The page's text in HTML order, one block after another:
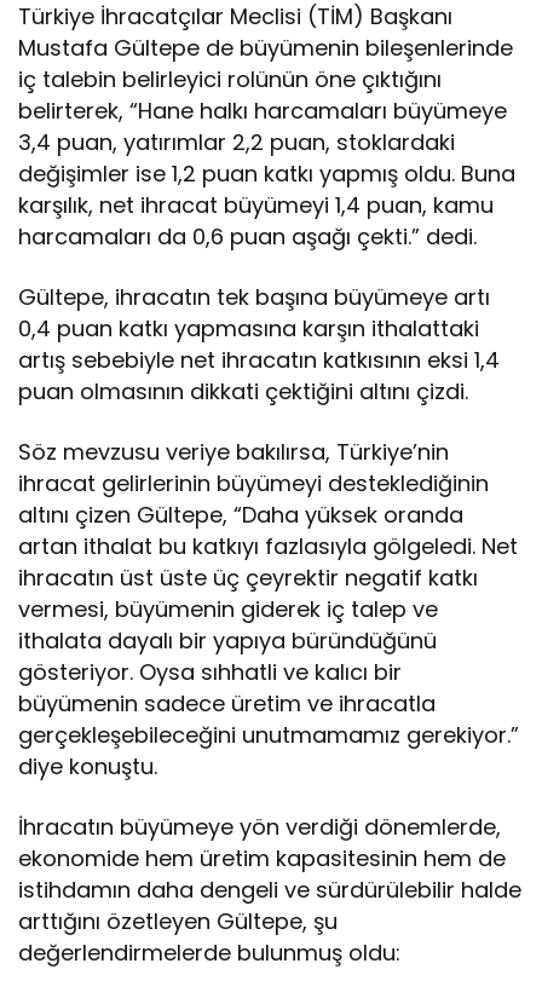
Türkiye İhracatçılar Meclisi (TİM) Başkanı
Mustafa Gültepe de büyümenin bileşenlerinde
iç talebin belirleyici rolünün öne çıktığını
belirterek, “Hane halkı harcamaları büyümeye
3,4 puan, yatırımlar 2,2 puan, stoklardaki
değişimler ise 1,2 puan katkı yapmış oldu. Buna
karşılık, net ihracat büyümeyi 1,4 puan, kamu
harcamaları da 0,6 puan aşağı çekti.” dedi.
Gültepe, ihracatın tek başına büyümeye artı
0,4 puan katkı yapmasına karşın ithalattaki
artış sebebiyle net ihracatın katkısının eksi 1,4
puan olmasının dikkati çektiğini altını çizdi.
Söz mevzusu veriye bakılırsa, Türkiye’nin
ihracat gelirlerinin büyümeyi desteklediğinin
altını çizen Gültepe, “Daha yüksek oranda
artan ithalat bu katkıyı fazlasıyla gölgeledi. Net
ihracatın üst üste üç çeyrektir negatif katkı
vermesi, büyümenin giderek iç talep ve
ithalata dayalı bir yapıya büründüğünü
gösteriyor. Oysa sıhhatli ve kalıcı bir
büyümenin sadece üretim ve ihracatla
gerçekleşebileceğini unutmamamız gerekiyor.”
diye konuştu.
İhracatın büyümeye yön verdiği dönemlerde,
ekonomide hem üretim kapasitesinin hem de
istihdamın daha dengeli ve sürdürülebilir halde
arttığını özetleyen Gültepe, şu
değerlendirmelerde bulunmuş oldu: